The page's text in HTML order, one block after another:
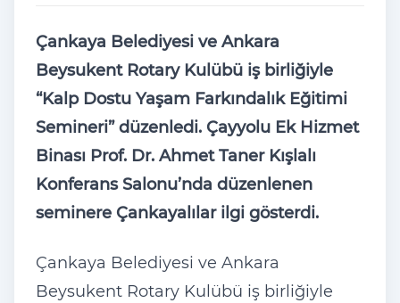
Çankaya Belediyesi ve Ankara
Beysukent Rotary Kulübü iş birliğiyle
“Kalp Dostu Yaşam Farkındalık Eğitimi
Semineri” düzenledi. Çayyolu Ek Hizmet
Binası Prof. Dr. Ahmet Taner Kışlalı
Konferans Salonu’nda düzenlenen
seminere Çankayalılar ilgi gösterdi.
Çankaya Belediyesi ve Ankara
Beysukent Rotary Kulübü iş birliğiyle